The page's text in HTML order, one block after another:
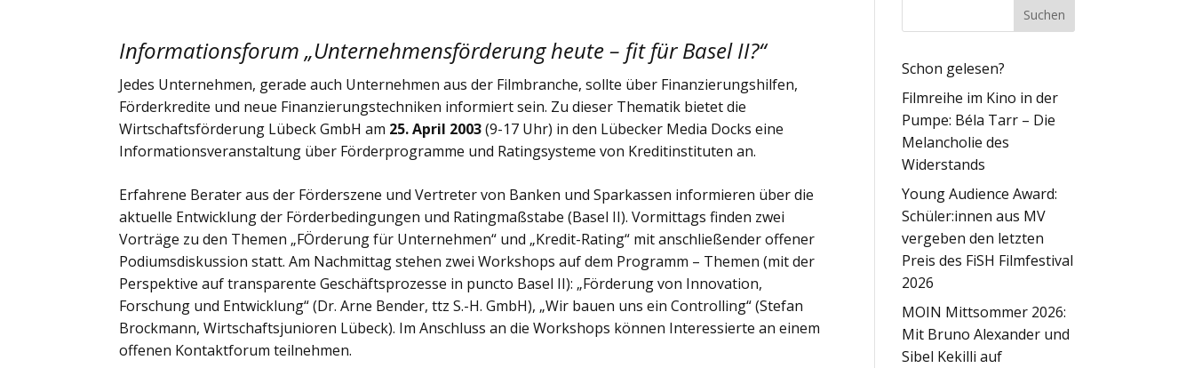
Informationsforum „Unternehmensförderung heute – fit für Basel II?“
Jedes Unternehmen, gerade auch Unternehmen aus der Filmbranche, sollte über Finanzierungshilfen,
Förderkredite und neue Finanzierungstechniken informiert sein. Zu dieser Thematik bietet die
Wirtschaftsförderung Lübeck GmbH am 25. April 2003(9-17 Uhr) in den Lübecker Media Docks eine
Informationsveranstaltung über Förderprogramme und Ratingsysteme von Kreditinstituten an.
Erfahrene Berater aus der Förderszene und Vertreter von Banken und Sparkassen informieren über die
aktuelle Entwicklung der Förderbedingungen und Ratingmaßstabe (Basel II). Vormittags finden zwei
Vorträge zu den Themen „FÖrderung für Unternehmen“ und „Kredit-Rating“ mit anschließender offener
Podiumsdiskussion statt. Am Nachmittag stehen zwei Workshops auf dem Programm – Themen (mit der
Perspektive auf transparente Geschäftsprozesse in puncto Basel II): „Förderung von Innovation,
Forschung und Entwicklung“ (Dr. Arne Bender, ttz S.-H. GmbH), „Wir bauen uns ein Controlling“ (Stefan
Brockmann, Wirtschaftsjunioren Lübeck). Im Anschluss an die Workshops können Interessierte an einem
offenen Kontaktforum teilnehmen.
Schon gelesen?
Filmreihe im Kino in der
Pumpe: Béla Tarr – Die
Melancholie des
Widerstands
Young Audience Award:
Schüler:innen aus MV
vergeben den letzten
Preis des FiSH Filmfestival
2026
MOIN Mittsommer 2026:
Mit Bruno Alexander und
Sibel Kekilli auf